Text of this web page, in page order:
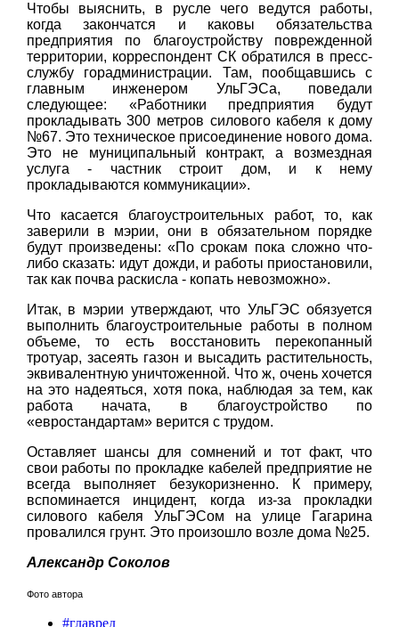
Чтобы выяснить, в русле чего ведутся работы,
когда закончатся и каковы обязательства
предприятия по благоустройству поврежденной
территории, корреспондент СК обратился в пресс-
службу горадминистрации. Там, пообщавшись с
главным инженером УльГЭСа, поведали
следующее: «Работники предприятия будут
прокладывать 300 метров силового кабеля к дому
№67. Это техническое присоединение нового дома.
Это не муниципальный контракт, а возмездная
услуга - частник строит дом, и к нему
прокладываются коммуникации».
Что касается благоустроительных работ, то, как
заверили в мэрии, они в обязательном порядке
будут произведены: «По срокам пока сложно что-
либо сказать: идут дожди, и работы приостановили,
так как почва раскисла - копать невозможно».
Итак, в мэрии утверждают, что УльГЭС обязуется
выполнить благоустроительные работы в полном
объеме, то есть восстановить перекопанный
тротуар, засеять газон и высадить растительность,
эквивалентную уничтоженной. Что ж, очень хочется
на это надеяться, хотя пока, наблюдая за тем, как
работа начата, в благоустройство по
«евростандартам» верится с трудом.
Оставляет шансы для сомнений и тот факт, что
свои работы по прокладке кабелей предприятие не
всегда выполняет безукоризненно. К примеру,
вспоминается инцидент, когда из-за прокладки
силового кабеля УльГЭСом на улице Гагарина
провалился грунт. Это произошло возле дома №25.
Александр Соколов
Фото автора
#главред